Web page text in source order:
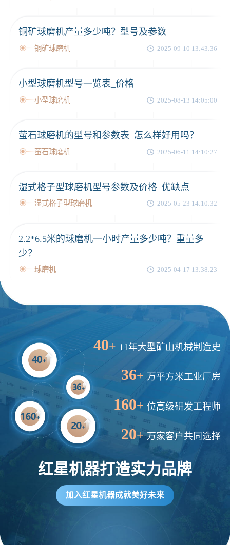
铜矿球磨机产量多少吨？型号及参数
铜矿球磨机 2025-09-10 13:43:36
小型球磨机型号一览表_价格
小型球磨机 2025-08-13 14:05:00
萤石球磨机的型号和参数表_怎么样好用吗？
萤石球磨机 2025-06-11 14:10:27
湿式格子型球磨机型号参数及价格_优缺点
湿式格子型球磨机 2025-05-23 14:10:32
2.2*6.5米的球磨机一小时产量多少吨？重量多
少？
球磨机 2025-04-17 13:38:23
40+ 11年大型矿山机械制造史
36+ 万平方米工业厂房
160+ 位高级研发工程师
20+ 万家客户共同选择
红星机器打造实力品牌
加入红星机器成就美好未来